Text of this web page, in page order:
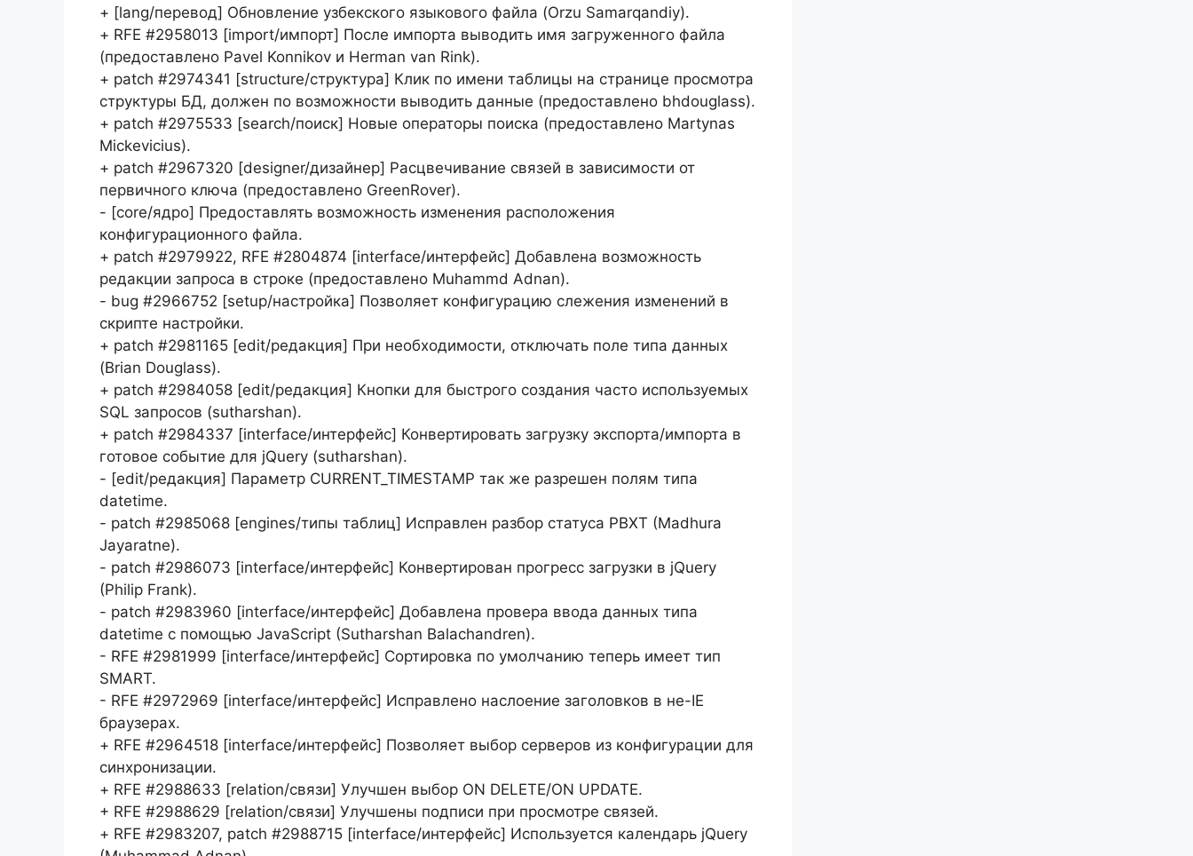
+ [lang/перевод] Обновление узбекского языкового файла (Orzu Samarqandiy).
+ RFE #2958013 [import/импорт] После импорта выводить имя загруженного файла
(предоставлено Pavel Konnikov и Herman van Rink).
+ patch #2974341 [structure/структура] Клик по имени таблицы на странице просмотра
структуры БД, должен по возможности выводить данные (предоставлено bhdouglass).
+ patch #2975533 [search/поиск] Новые операторы поиска (предоставлено Martynas
Mickevicius).
+ patch #2967320 [designer/дизайнер] Расцвечивание связей в зависимости от
первичного ключа (предоставлено GreenRover).
- [core/ядро] Предоставлять возможность изменения расположения
конфигурационного файла.
+ patch #2979922, RFE #2804874 [interface/интерфейс] Добавлена возможность
редакции запроса в строке (предоставлено Muhammd Adnan).
- bug #2966752 [setup/настройка] Позволяет конфигурацию слежения изменений в
скрипте настройки.
+ patch #2981165 [edit/редакция] При необходимости, отключать поле типа данных
(Brian Douglass).
+ patch #2984058 [edit/редакция] Кнопки для быстрого создания часто используемых
SQL запросов (sutharshan).
+ patch #2984337 [interface/интерфейс] Конвертировать загрузку экспорта/импорта в
готовое событие для jQuery (sutharshan).
- [edit/редакция] Параметр CURRENT_TIMESTAMP так же разрешен полям типа
datetime.
- patch #2985068 [engines/типы таблиц] Исправлен разбор статуса PBXT (Madhura
Jayaratne).
- patch #2986073 [interface/интерфейс] Конвертирован прогресс загрузки в jQuery
(Philip Frank).
- patch #2983960 [interface/интерфейс] Добавлена провера ввода данных типа
datetime с помощью JavaScript (Sutharshan Balachandren).
- RFE #2981999 [interface/интерфейс] Сортировка по умолчанию теперь имеет тип
SMART.
- RFE #2972969 [interface/интерфейс] Исправлено наслоение заголовков в не-IE
браузерах.
+ RFE #2964518 [interface/интерфейс] Позволяет выбор серверов из конфигурации для
синхронизации.
+ RFE #2988633 [relation/связи] Улучшен выбор ON DELETE/ON UPDATE.
+ RFE #2988629 [relation/связи] Улучшены подписи при просмотре связей.
+ RFE #2983207, patch #2988715 [interface/интерфейс] Используется календарь jQuery